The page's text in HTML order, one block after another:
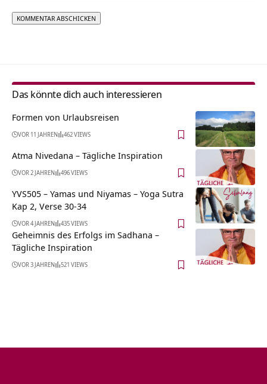
Das könnte dich auch interessieren
Formen von Urlaubsreisen
VOR 11 JAHREN 462 VIEWS
Atma Nivedana – Tägliche Inspiration
VOR 2 JAHREN 496 VIEWS
YVS505 – Yamas und Niyamas – Yoga Sutra
Kap 2, Verse 30-34
VOR 4 JAHREN 435 VIEWS
Geheimnis des Erfolgs im Sadhana –
Tägliche Inspiration
VOR 3 JAHREN 521 VIEWS